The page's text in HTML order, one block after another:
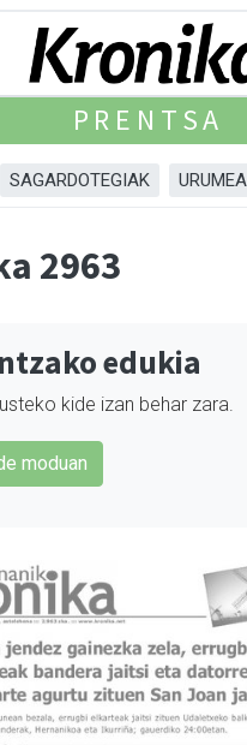
PRENTSA
SAGARDOTEGIAK
2963
edukia
kide izan behar zara.
moduan